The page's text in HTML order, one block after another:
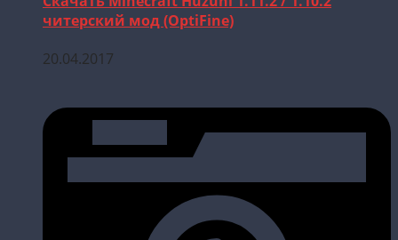
читерский мод (OptiFine)
20.04.2017